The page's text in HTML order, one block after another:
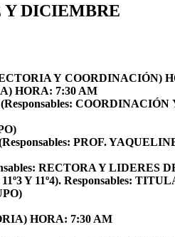
Y DICIEMBRE
Y COORDINACIÓN)
HORA: 7:30 AM
(Responsables:
PROF.
RECTORA Y LIDERES
Y 11º4). Responsables:
HORA: 7:30 AM